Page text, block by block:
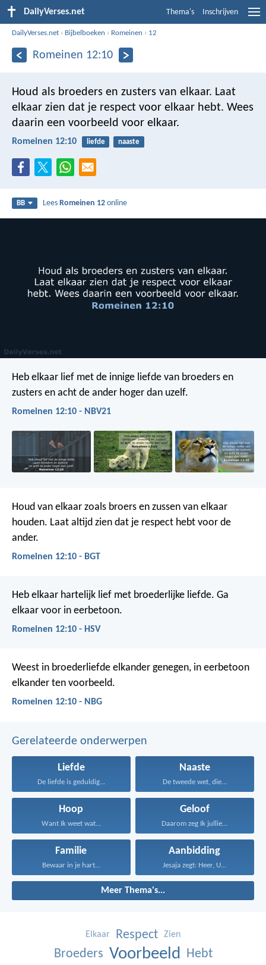
DailyVerses.net Thema's Inschrijven
DailyVerses.net › Bijbelboeken › Romeinen › 12
Romeinen 12:10
Houd als broeders en zusters van elkaar. Laat
elkaar zien dat je respect voor elkaar hebt. Wees
daarin een voorbeeld voor elkaar.
Romeinen 12:10 liefde naaste
BB LeesRomeinen 12 online
Heb elkaar lief met de innige liefde van broeders en
zusters en acht de ander hoger dan uzelf.
Romeinen 12:10 - NBV21
Houd van elkaar zoals broers en zussen van elkaar
houden. Laat altijd zien dat je respect hebt voor de
ander.
Romeinen 12:10 - BGT
Heb elkaar hartelijk lief met broederlijke liefde. Ga
elkaar voor in eerbetoon.
Romeinen 12:10 - HSV
Weest in broederliefde elkander genegen, in eerbetoon
elkander ten voorbeeld.
Romeinen 12:10 - NBG
Gerelateerde onderwerpen
Liefde
De liefde is geduldig...
Naaste
De tweede wet, die...
Hoop
Want Ik weet wat...
Geloof
Daarom zeg Ik jullie...
Familie
Bewaar in je hart...
Aanbidding
Jesaja zegt: Heer, U...
Meer Thema's...
Elkaar Respect Zien
Broeders Voorbeeld Hebt